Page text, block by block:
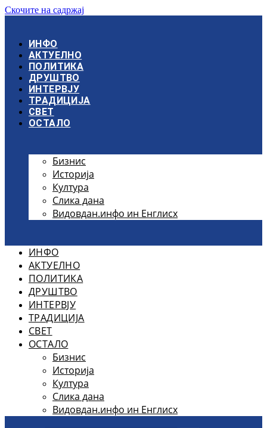
Скочите на садржај
ИНФО
АКТУЕЛНО
ПОЛИТИКА
ДРУШТВО
ИНТЕРВЈУ
ТРАДИЦИЈА
СВЕТ
ОСТАЛО
Бизнис
Историја
Култура
Слика дана
Видовдан.инфо ин Енглисх
ИНФО
АКТУЕЛНО
ПОЛИТИКА
ДРУШТВО
ИНТЕРВЈУ
ТРАДИЦИЈА
СВЕТ
ОСТАЛО
Бизнис
Историја
Култура
Слика дана
Видовдан.инфо ин Енглисх